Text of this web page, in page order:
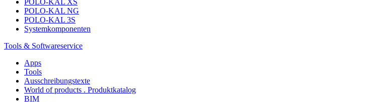
POLO-KAL XS
POLO-KAL NG
POLO-KAL 3S
Systemkomponenten
Tools & Softwareservice
Apps
Tools
Ausschreibungstexte
World of products . Produktkatalog
BIM